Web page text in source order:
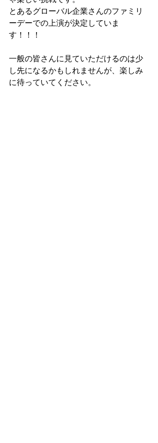
とあるグローバル企業さんのファミリ
ーデーでの上演が決定していま
す！！！
一般の皆さんに見ていただけるのは少
し先になるかもしれませんが、楽しみ
に待っていてください。